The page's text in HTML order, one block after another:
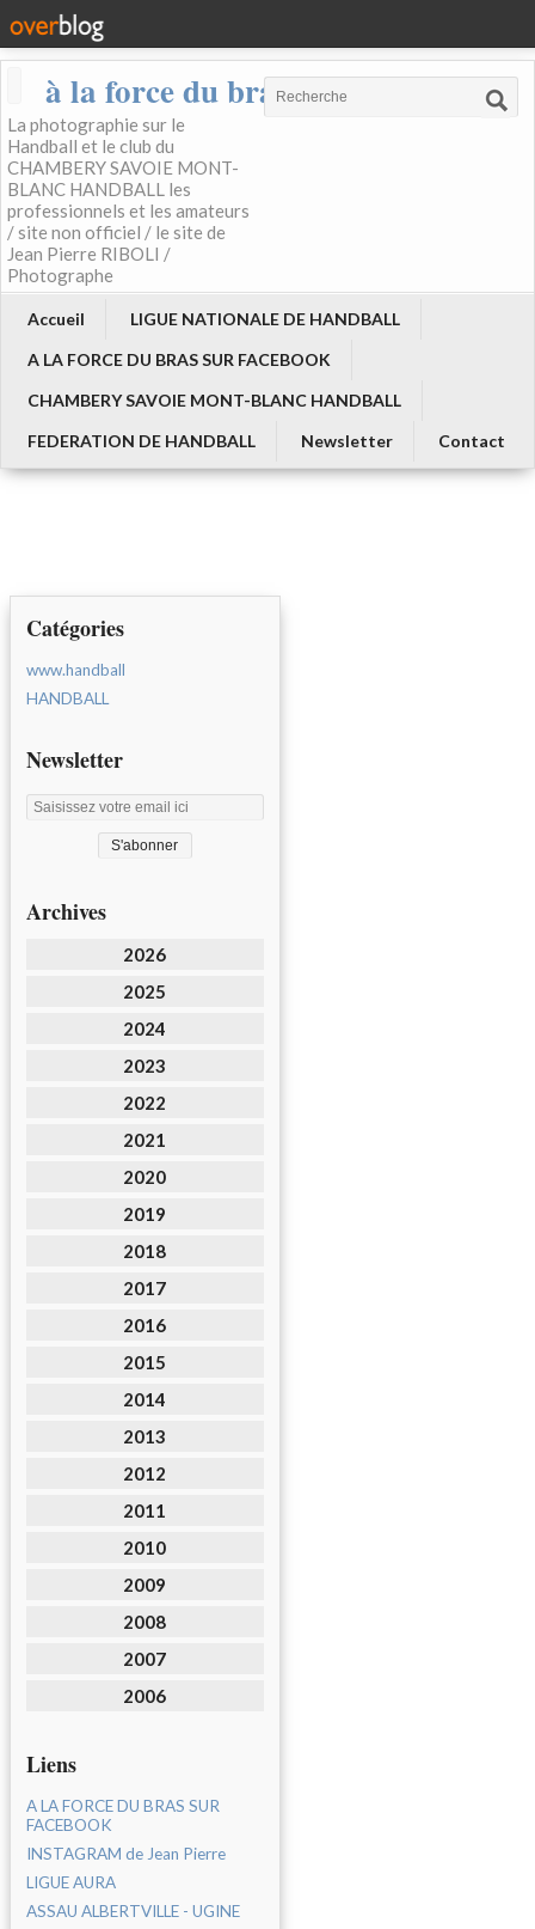
à la force du bras
La photographie sur le
Handball et le club du
CHAMBERY SAVOIE MONT-
BLANC HANDBALL les
professionnels et les amateurs
/ site non officiel / le site de
Jean Pierre RIBOLI /
Photographe
Accueil
LIGUE NATIONALE DE HANDBALL
A LA FORCE DU BRAS SUR FACEBOOK
CHAMBERY SAVOIE MONT-BLANC HANDBALL
FEDERATION DE HANDBALL
Newsletter Contact
Catégories
www.handball
HANDBALL
Newsletter
Archives
2026
2025
2024
2023
2022
2021
2020
2019
2018
2017
2016
2015
2014
2013
2012
2011
2010
2009
2008
2007
2006
Liens
A LA FORCE DU BRAS SUR
FACEBOOK
INSTAGRAM de Jean Pierre
LIGUE AURA
ASSAU ALBERTVILLE - UGINE